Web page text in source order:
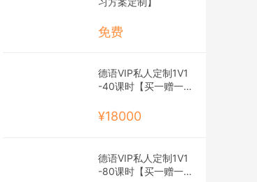
免费
德语VIP私人定制1V1
-40课时【买一赠一
¥18000
德语VIP私人定制1V1
-80课时【买一赠一